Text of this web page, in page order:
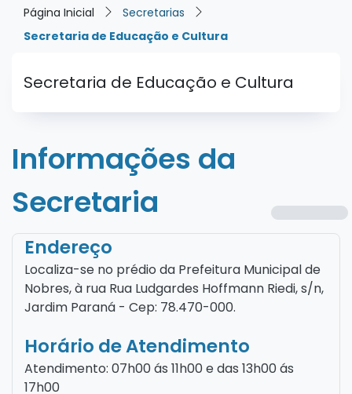
Página Inicial
Secretarias
Secretaria de Educação e Cultura
Secretaria de Educação e Cultura
Informações da
Secretaria
Endereço
Localiza-se no prédio da Prefeitura Municipal de
Nobres, à rua Rua Ludgardes Hoffmann Riedi, s/n,
Jardim Paraná - Cep: 78.470-000.
Horário de Atendimento
Atendimento: 07h00 ás 11h00 e das 13h00 ás
17h00